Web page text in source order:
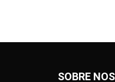
SOBRE